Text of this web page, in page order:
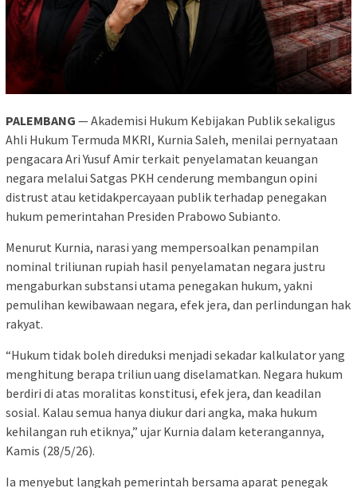
PALEMBANG — Akademisi Hukum Kebijakan Publik sekaligus
Ahli Hukum Termuda MKRI, Kurnia Saleh, menilai pernyataan
pengacara Ari Yusuf Amir terkait penyelamatan keuangan
negara melalui Satgas PKH cenderung membangun opini
distrust atau ketidakpercayaan publik terhadap penegakan
hukum pemerintahan Presiden Prabowo Subianto.
Menurut Kurnia, narasi yang mempersoalkan penampilan
nominal triliunan rupiah hasil penyelamatan negara justru
mengaburkan substansi utama penegakan hukum, yakni
pemulihan kewibawaan negara, efek jera, dan perlindungan hak
rakyat.
“Hukum tidak boleh direduksi menjadi sekadar kalkulator yang
menghitung berapa triliun uang diselamatkan. Negara hukum
berdiri di atas moralitas konstitusi, efek jera, dan keadilan
sosial. Kalau semua hanya diukur dari angka, maka hukum
kehilangan ruh etiknya,” ujar Kurnia dalam keterangannya,
Kamis (28/5/26).
Ia menyebut langkah pemerintah bersama aparat penegak